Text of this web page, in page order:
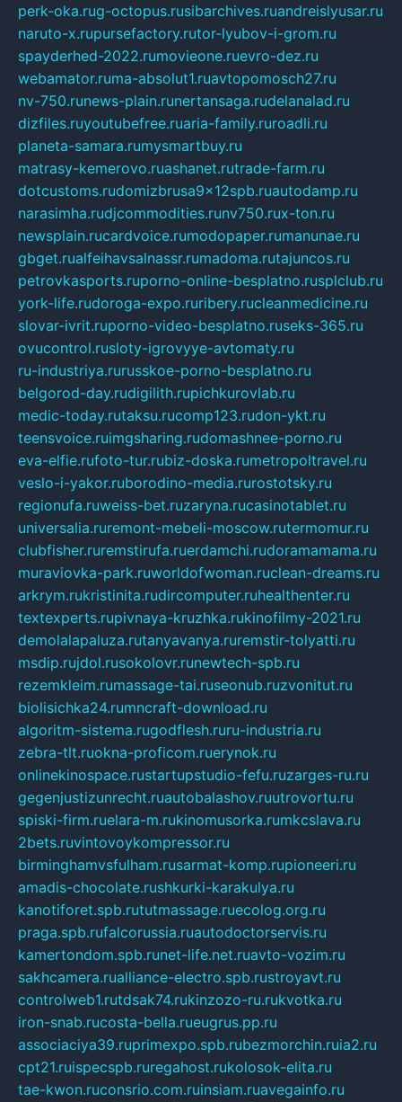
perk-oka.rug-octopus.rusibarchives.ruandreislyusar.ru
naruto-x.rupursefactory.rutor-lyubov-i-grom.ru
spayderhed-2022.rumovieone.ruevro-dez.ru
webamator.ruma-absolut1.ruavtopomosch27.ru
nv-750.runews-plain.runertansaga.rudelanalad.ru
dizfiles.ruyoutubefree.ruaria-family.ruroadli.ru
planeta-samara.rumysmartbuy.ru
matrasy-kemerovo.ruashanet.rutrade-farm.ru
dotcustoms.rudomizbrusa9x12spb.ruautodamp.ru
narasimha.rudjcommodities.runv750.rux-ton.ru
newsplain.rucardvoice.rumodopaper.rumanunae.ru
gbget.rualfeihavsalnassr.rumadoma.rutajuncos.ru
petrovkasports.ruporno-online-besplatno.rusplclub.ru
york-life.rudoroga-expo.ruribery.rucleanmedicine.ru
slovar-ivrit.ruporno-video-besplatno.ruseks-365.ru
ovucontrol.rusloty-igrovyye-avtomaty.ru
ru-industriya.rurusskoe-porno-besplatno.ru
belgorod-day.rudigilith.rupichkurovlab.ru
medic-today.rutaksu.rucomp123.rudon-ykt.ru
teensvoice.ruimgsharing.rudomashnee-porno.ru
eva-elfie.rufoto-tur.rubiz-doska.rumetropoltravel.ru
veslo-i-yakor.ruborodino-media.rurostotsky.ru
regionufa.ruweiss-bet.ruzaryna.rucasinotablet.ru
universalia.ruremont-mebeli-moscow.rutermomur.ru
clubfisher.ruremstirufa.ruerdamchi.rudoramamama.ru
muraviovka-park.ruworldofwoman.ruclean-dreams.ru
arkrym.rukristinita.rudircomputer.ruhealthenter.ru
textexperts.rupivnaya-kruzhka.rukinofilmy-2021.ru
demolalapaluza.rutanyavanya.ruremstir-tolyatti.ru
msdip.rujdol.rusokolovr.runewtech-spb.ru
rezemkleim.rumassage-tai.ruseonub.ruzvonitut.ru
biolisichka24.rumncraft-download.ru
algoritm-sistema.rugodflesh.ruru-industria.ru
zebra-tlt.ruokna-proficom.ruerynok.ru
onlinekinospace.rustartupstudio-fefu.ruzarges-ru.ru
gegenjustizunrecht.ruautobalashov.ruutrovortu.ru
spiski-firm.ruelara-m.rukinomusorka.rumkcslava.ru
2bets.ruvintovoykompressor.ru
birminghamvsfulham.rusarmat-komp.rupioneeri.ru
amadis-chocolate.rushkurki-karakulya.ru
kanotiforet.spb.rututmassage.ruecolog.org.ru
praga.spb.rufalcorussia.ruautodoctorservis.ru
kamertondom.spb.runet-life.net.ruavto-vozim.ru
sakhcamera.rualliance-electro.spb.rustroyavt.ru
controlweb1.rutdsak74.rukinzozo-ru.rukvotka.ru
iron-snab.rucosta-bella.rueugrus.pp.ru
associaciya39.ruprimexpo.spb.rubezmorchin.ruia2.ru
cpt21.ruispecspb.ruregahost.rukolosok-elita.ru
tae-kwon.ruconsrio.com.ruinsiam.ruavegainfo.ru